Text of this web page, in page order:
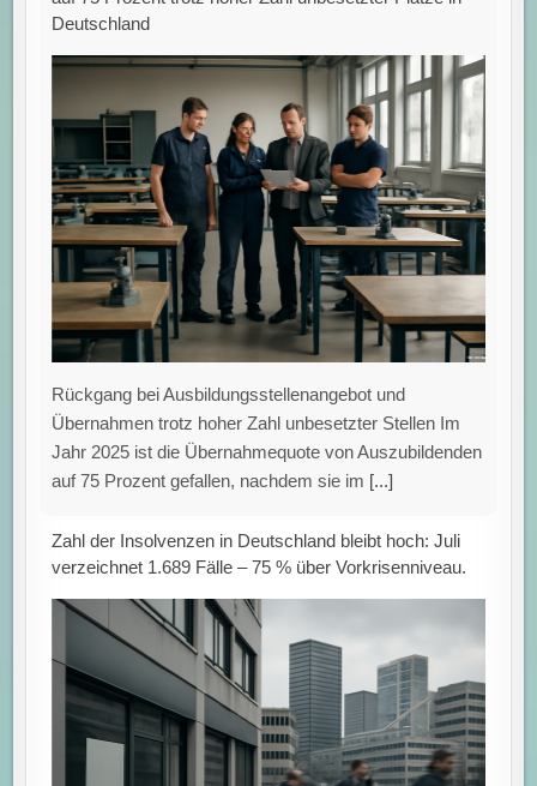
Deutschland
Rückgang bei Ausbildungsstellenangebot und
Übernahmen trotz hoher Zahl unbesetzter Stellen Im
Jahr 2025 ist die Übernahmequote von Auszubildenden
auf 75 Prozent gefallen, nachdem sie im [...]
Zahl der Insolvenzen in Deutschland bleibt hoch: Juli
verzeichnet 1.689 Fälle – 75 % über Vorkrisenniveau.